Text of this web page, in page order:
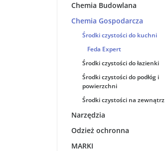
Chemia Budowlana
Chemia Gospodarcza
Środki czystości do kuchni
Feda Expert
Środki czystości do łazienki
Środki czystości do podłóg i
powierzchni
Środki czystości na zewnątrz
Narzędzia
Odzież ochronna
MARKI